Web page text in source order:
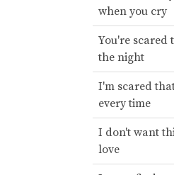
when you cry
You're scared
the night
I'm scared
every time
I don't want
love